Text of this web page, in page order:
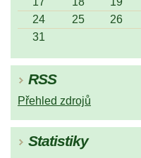
24
25 26
31
RSS
Přehled zdrojů
Statistiky